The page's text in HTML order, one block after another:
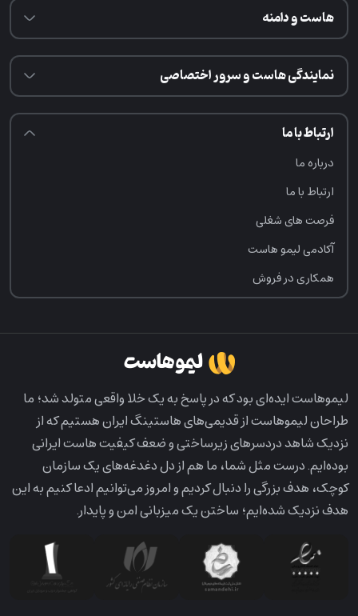
هاست و دامنه
نمایندگی هاست و سرور اختصاصی
ارتباط با ما
درباره ما
ارتباط با ما
فرصت‌ های شغلی
آکادمی لیمو هاست
همکاری در فروش
لیمو‌هاست ایده‌ای بود که در پاسخ به یک خلا واقعی متولد شد؛ ما
طراحان لیمو‌هاست از قدیمی‌های هاستینگ ایران هستیم که از
نزدیک شاهد دردسرهای زیرساختی و ضعف کیفیت هاست ایرانی
بوده‌ایم. درست مثل شما، ما هم از دل دغدغه‌های یک سازمان
کوچک، هدف بزرگی را دنبال کردیم و امروز می‌توانیم ادعا کنیم به این
هدف نزدیک شده‌ایم؛ ساختن یک میزبانی امن و پایدار.